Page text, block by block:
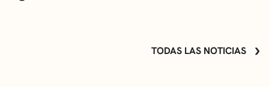
TODAS LAS NOTICIAS